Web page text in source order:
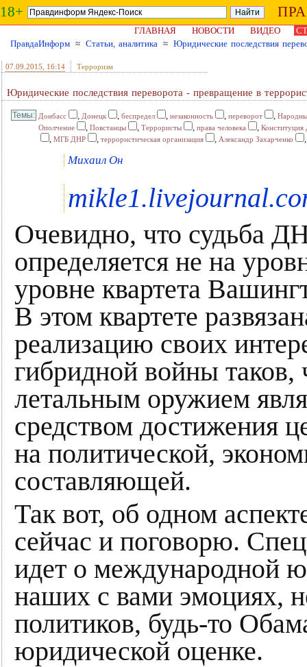
18+
ГЛАВНАЯ НОВОСТИ ВИДЕО
ПравдаИнформ ≈ Статьи, аналитика ≈ Юридические последствия
07.09.2015 , 16:14 Терроризм
Юридические последствия переворота - превращение в
Донбасс , Донецк , беспредел , незаконность , переворот ,
Ополчение
, Повстанцы , Террористы , права человека ,
, МГБ ДНР , террористическая организация , Александр Захарченко
Михаил Он
Очевидно, что судьба
определяется не на
уровне квартета
В этом квартете
реализацию своих
гибридной войны таков,
летальным оружием
средством достижения
на политической,
составляющей.
Так вот, об одном
сейчас и поговорю.
идет о международной
наших с вами эмоциях,
политиков, будь-то
юридической оценке.